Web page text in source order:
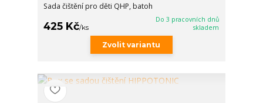
Sada čištění pro děti QHP, batoh
425 Kč/ks
Do 3 pracovních dnů
skladem
Zvolit variantu